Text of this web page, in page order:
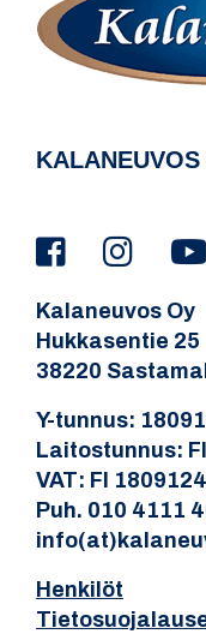
KALANEUVOS
Kalaneuvos Oy
Hukkasentie 25
38220
Y-tunnus:
Laitostunnus:
VAT: FI
Puh. 010 4111
Henkilöt